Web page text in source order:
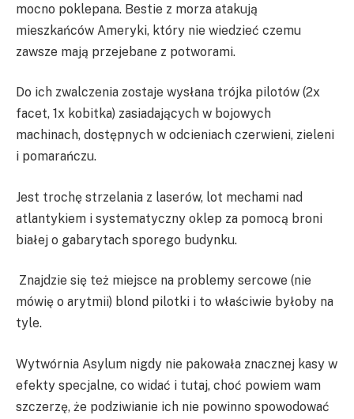
mocno poklepana. Bestie z morza atakują
mieszkańców Ameryki, który nie wiedzieć czemu
zawsze mają przejebane z potworami.
Do ich zwalczenia zostaje wysłana trójka pilotów (2x
facet, 1x kobitka) zasiadających w bojowych
machinach, dostępnych w odcieniach czerwieni, zieleni
i pomarańczu.
Jest trochę strzelania z laserów, lot mechami nad
atlantykiem i systematyczny oklep za pomocą broni
białej o gabarytach sporego budynku.
Znajdzie się też miejsce na problemy sercowe (nie
mówię o arytmii) blond pilotki i to właściwie byłoby na
tyle.
Wytwórnia Asylum nigdy nie pakowała znacznej kasy w
efekty specjalne, co widać i tutaj, choć powiem wam
szczerzę, że podziwianie ich nie powinno spowodować